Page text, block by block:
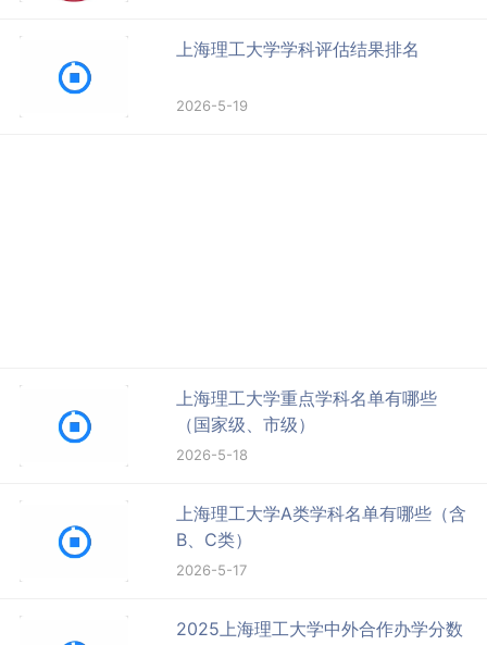
上海理工大学学科评估结果排名
2026-5-19
上海理工大学重点学科名单有哪些
（国家级、市级）
2026-5-18
上海理工大学A类学科名单有哪些（含
B、C类）
2026-5-17
2025上海理工大学中外合作办学分数